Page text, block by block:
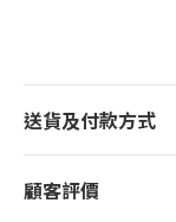
送貨及付款方式
顧客評價